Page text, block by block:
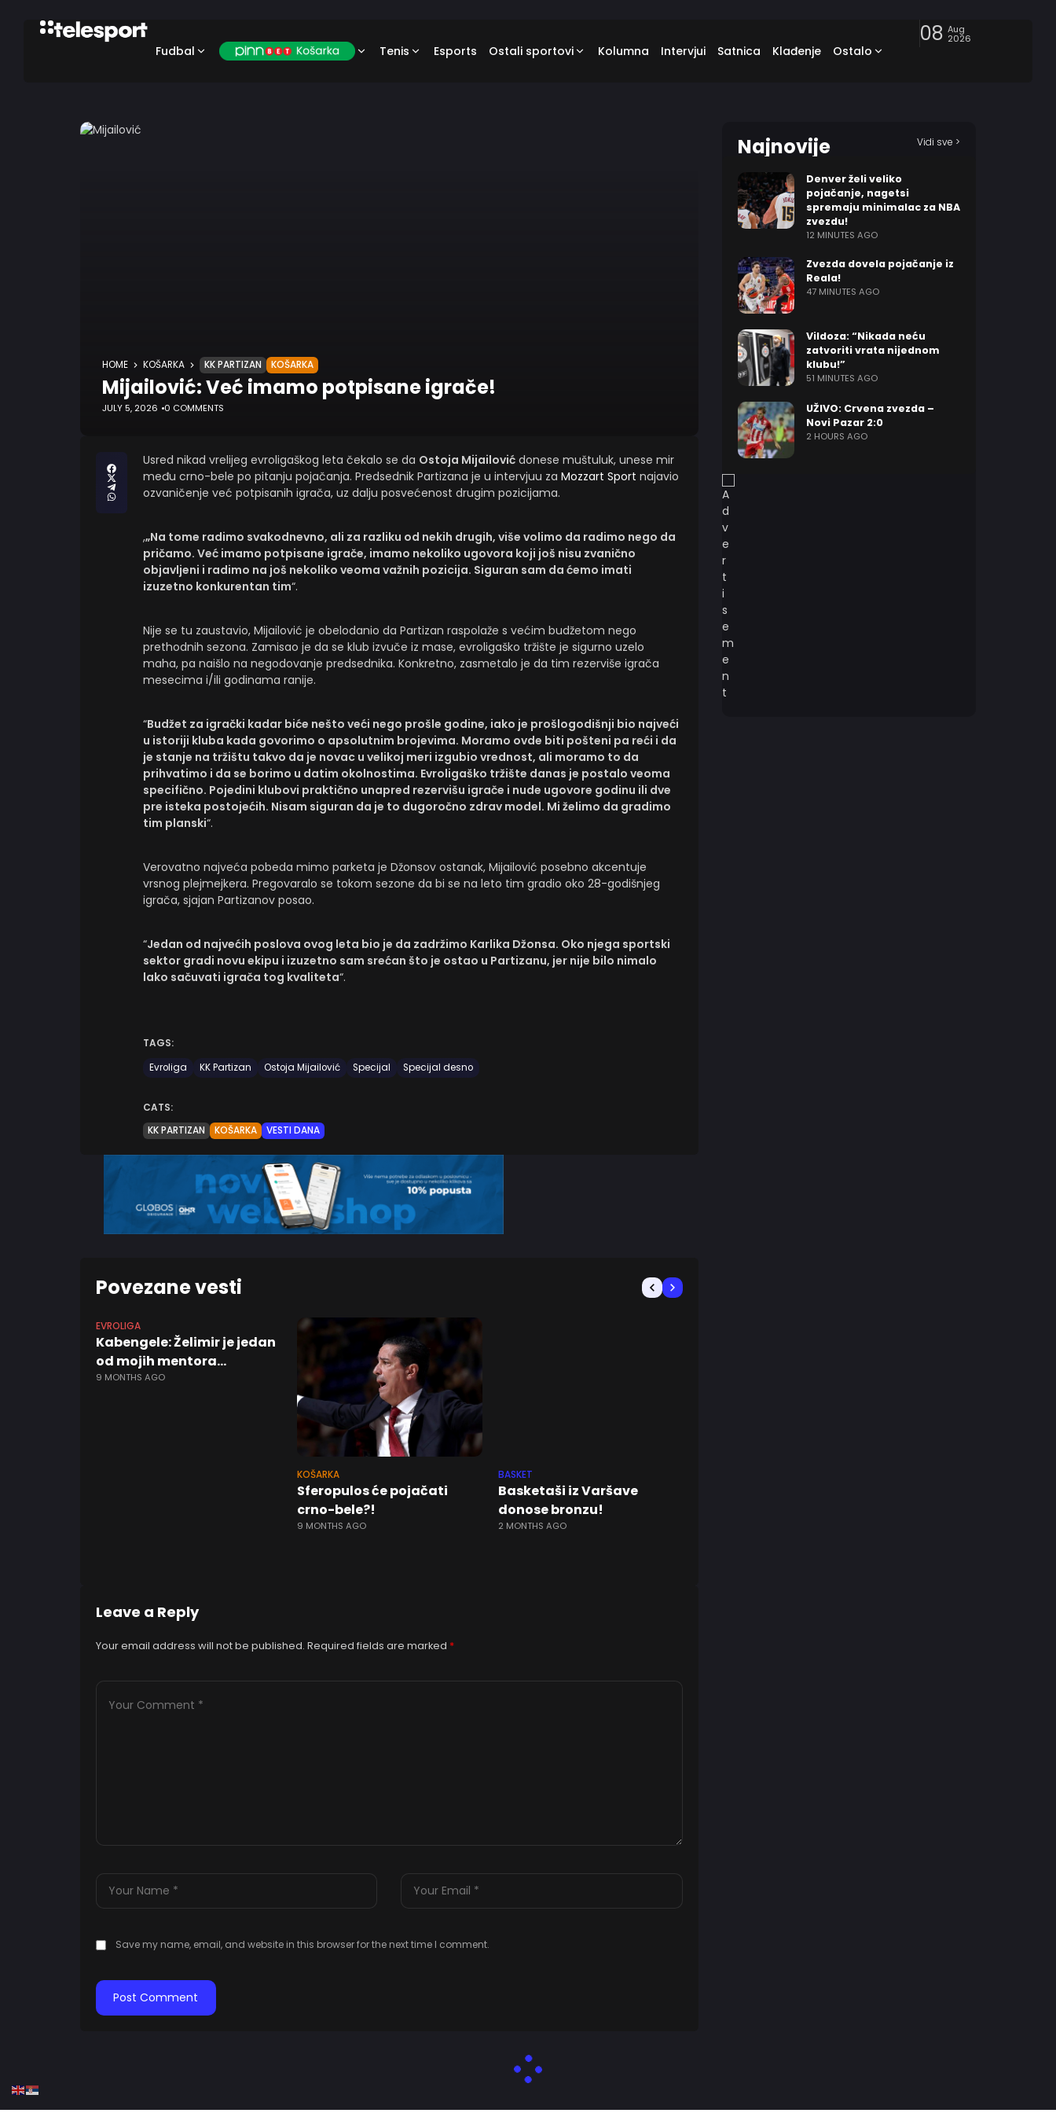
Fudbal Tenis Esports Ostali sportovi Kolumna Intervjui Satnica Klađenje Ostalo
08 Aug
2026
HOME KOŠARKA KK PARTIZAN KOŠARKA
Mijailović: Već imamo potpisane igrače!
JULY 5, 2026 0 COMMENTS
Usred nikad vrelijeg evroligaškog leta čekalo se da Ostoja Mijailović donese muštuluk, unese mir
među crno-bele po pitanju pojačanja. Predsednik Partizana je u intervjuu za Mozzart Sport najavio
ozvaničenje već potpisanih igrača, uz dalju posvećenost drugim pozicijama.
,„Na tome radimo svakodnevno, ali za razliku od nekih drugih, više volimo da radimo nego da
pričamo. Već imamo potpisane igrače, imamo nekoliko ugovora koji još nisu zvanično
objavljeni i radimo na još nekoliko veoma važnih pozicija. Siguran sam da ćemo imati
izuzetno konkurentan tim“.
Nije se tu zaustavio, Mijailović je obelodanio da Partizan raspolaže s većim budžetom nego
prethodnih sezona. Zamisao je da se klub izvuče iz mase, evroligaško tržište je sigurno uzelo
maha, pa naišlo na negodovanje predsednika. Konkretno, zasmetalo je da tim rezerviše igrača
mesecima i/ili godinama ranije.
“Budžet za igrački kadar biće nešto veći nego prošle godine, iako je prošlogodišnji bio najveći
u istoriji kluba kada govorimo o apsolutnim brojevima. Moramo ovde biti pošteni pa reći i da
je stanje na tržištu takvo da je novac u velikoj meri izgubio vrednost, ali moramo to da
prihvatimo i da se borimo u datim okolnostima. Evroligaško tržište danas je postalo veoma
specifično. Pojedini klubovi praktično unapred rezervišu igrače i nude ugovore godinu ili dve
pre isteka postojećih. Nisam siguran da je to dugoročno zdrav model. Mi želimo da gradimo
tim planski“.
Verovatno najveća pobeda mimo parketa je Džonsov ostanak, Mijailović posebno akcentuje
vrsnog plejmejkera. Pregovaralo se tokom sezone da bi se na leto tim gradio oko 28-godišnjeg
igrača, sjajan Partizanov posao.
“Jedan od najvećih poslova ovog leta bio je da zadržimo Karlika Džonsa. Oko njega sportski
sektor gradi novu ekipu i izuzetno sam srećan što je ostao u Partizanu, jer nije bilo nimalo
lako sačuvati igrača tog kvaliteta“.
TAGS:
Evroliga
KK Partizan Ostoja Mijailović Specijal Specijal desno
CATS:
KK PARTIZAN
KOŠARKA VESTI DANA
Povezane vesti
EVROLIGA
Kabengele: Želimir je jedan
od mojih mentora…
9 MONTHS AGO
KOŠARKA
Sferopulos će pojačati
crno-bele?!
9 MONTHS AGO
BASKET
Basketaši iz Varšave
donose bronzu!
2 MONTHS AGO
Leave a Reply
Your email address will not be published. Required fields are marked *
Save my name, email, and website in this browser for the next time I comment.
Najnovije Vidi sve >
Denver želi veliko
pojačanje, nagetsi
spremaju minimalac za NBA
zvezdu!
12 MINUTES AGO
Zvezda dovela pojačanje iz
Reala!
47 MINUTES AGO
Vildoza: “Nikada neću
zatvoriti vrata nijednom
klubu!”
51 MINUTES AGO
UŽIVO: Crvena zvezda –
Novi Pazar 2:0
2 HOURS AGO